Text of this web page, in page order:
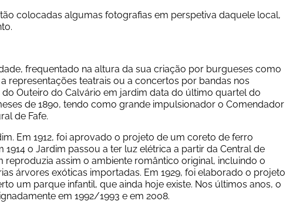
colocadas algumas fotografias em perspetiva daquele local,
frequentado na altura da sua criação por burgueses como
representações teatrais ou a concertos por bandas nos
Outeiro do Calvário em jardim data do último quartel do
de 1890, tendo como grande impulsionador o Comendador
de Fafe.
Em 1912, foi aprovado o projeto de um coreto de ferro
o Jardim passou a ter luz elétrica a partir da Central de
reproduzia assim o ambiente romântico original, incluindo o
árvores exóticas importadas. Em 1929, foi elaborado o projeto
um parque infantil, que ainda hoje existe. Nos últimos anos, o
em 1992/1993 e em 2008.